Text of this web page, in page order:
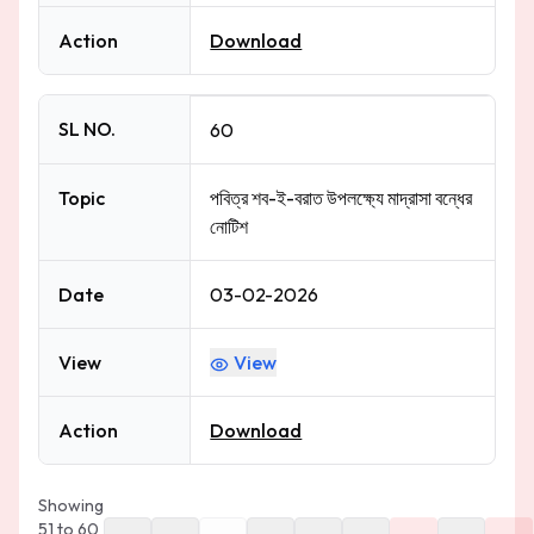
Action Download
SL NO. 60
Topic
পবিত্র শব-ই-বরাত উপলক্ষ্যে মাদ্রাসা বন্ধের
নোটিশ
Date 03-02-2026
View View
Action Download
Showing
51 to 60